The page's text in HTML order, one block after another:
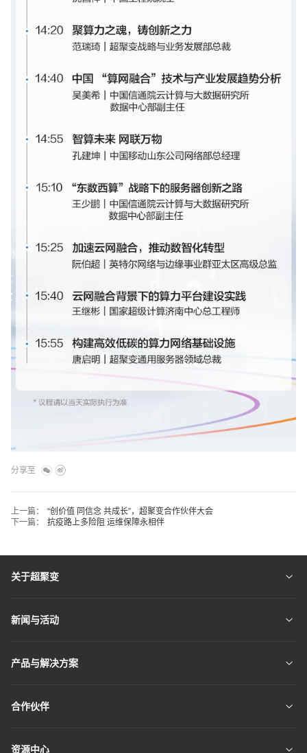
分享至
上一篇：
“创价值 同信念 共成长”，超聚变合作伙伴大会
下一篇：
抗疫路上多险阻 运维保障永相伴
关于超聚变
新闻与活动
产品与解决方案
合作伙伴
资源中心